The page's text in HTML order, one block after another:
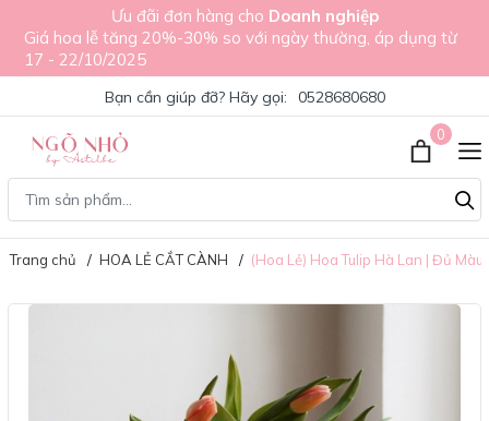
Ưu đãi đơn hàng cho Doanh nghiệp
Giá hoa lễ tăng 20%-30% so với ngày thường, áp dụng từ
17 - 22/10/2025
Bạn cần giúp đỡ? Hãy gọi: 0528680680
0
Trang chủ HOA LẺ CẮT CÀNH (Hoa Lẻ) Hoa Tulip Hà Lan | Đủ Màu